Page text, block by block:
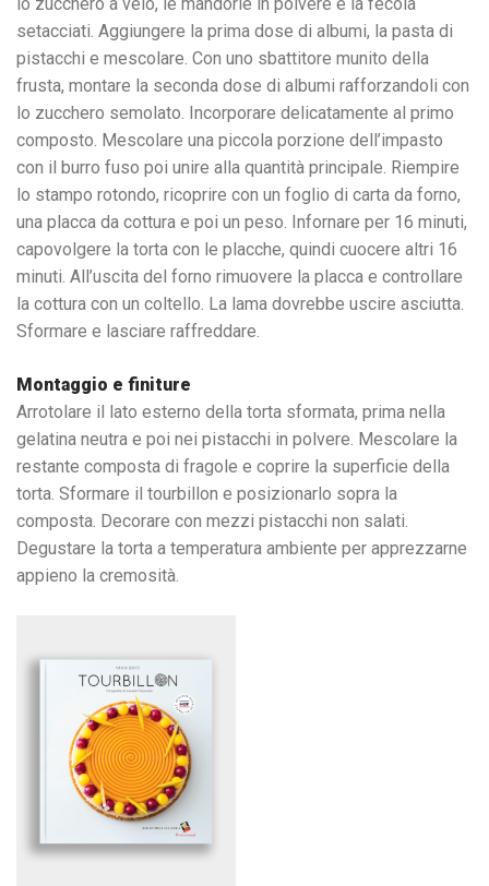
setacciati. Aggiungere la prima dose di albumi, la pasta di
pistacchi e mescolare. Con uno sbattitore munito della
frusta, montare la seconda dose di albumi rafforzandoli con
lo zucchero semolato. Incorporare delicatamente al primo
composto. Mescolare una piccola porzione dell’impasto
con il burro fuso poi unire alla quantità principale. Riempire
lo stampo rotondo, ricoprire con un foglio di carta da forno,
una placca da cottura e poi un peso. Infornare per 16 minuti,
capovolgere la torta con le placche, quindi cuocere altri 16
minuti. All’uscita del forno rimuovere la placca e controllare
la cottura con un coltello. La lama dovrebbe uscire asciutta.
Sformare e lasciare raffreddare.
Montaggio e finiture
Arrotolare il lato esterno della torta sformata, prima nella
gelatina neutra e poi nei pistacchi in polvere. Mescolare la
restante composta di fragole e coprire la superficie della
torta. Sformare il tourbillon e posizionarlo sopra la
composta. Decorare con mezzi pistacchi non salati.
Degustare la torta a temperatura ambiente per apprezzarne
appieno la cremosità.